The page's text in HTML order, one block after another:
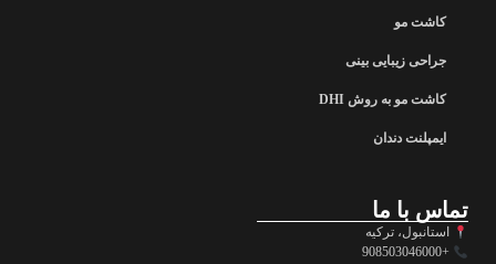
کاشت مو
جراحی زیبایی بینی
کاشت مو به روش DHI
ایمپلنت دندان
تماس با ما
استانبول، ترکیه
+908503046000